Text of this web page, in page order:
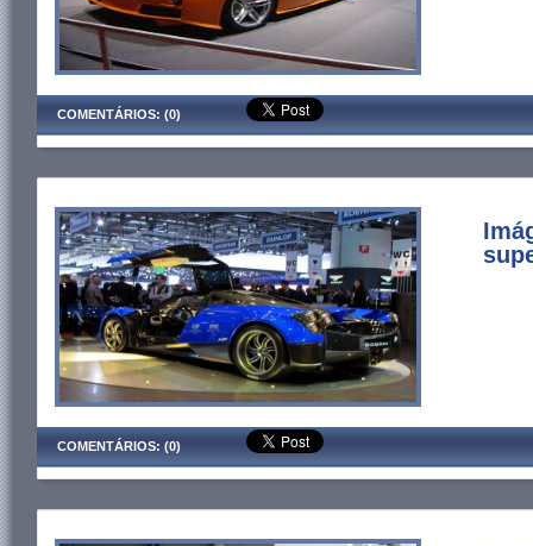
COMENTÁRIOS: (0)
COMENTÁRIOS: (0)